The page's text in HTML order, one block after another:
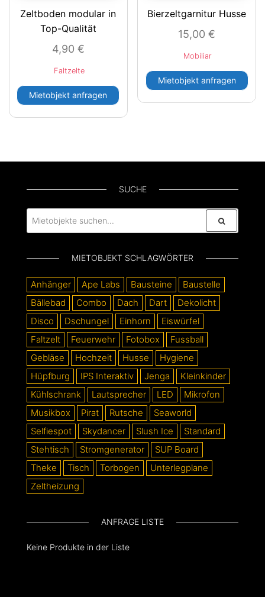
Zeltboden modular in
Top-Qualität
4,90 €
Faltzelte
Mietobjekt anfragen
Bierzeltgarnitur Husse
15,00€
Mobiliar
Mietobjekt anfragen
SUCHE
MIETOBJEKT SCHLAGWÖRTER
Anhänger Ape Labs Bausteine
Baustelle
Bällebad
Combo Dach Dart
Dekolicht
Disco
Dschungel Einhorn
Eiswürfel
Faltzelt
Feuerwehr Fotobox
Fussball
Gebläse
Hochzeit Husse
Hygiene
Hüpfburg
IPS Interaktiv Jenga
Kleinkinder
Kühlschrank
Lautsprecher LED
Mikrofon
Musikbox
Pirat Rutsche
Seaworld
Selfiespot
Skydancer Slush Ice
Standard
Stehtisch
Stromgenerator
SUP Board
Theke
Tisch Torbogen
Unterlegplane
Zeltheizung
ANFRAGE LISTE
Keine Produkte in der Liste